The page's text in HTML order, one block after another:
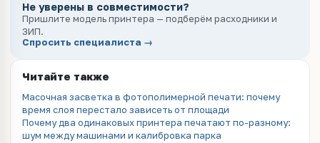
Не уверены в совместимости?
Пришлите модель принтера — подберём расходники и
ЗИП.
Спросить специалиста →
Читайте также
Масочная засветка в фотополимерной печати: почему
время слоя перестало зависеть от площади
Почему два одинаковых принтера печатают по-разному:
шум между машинами и калибровка парка